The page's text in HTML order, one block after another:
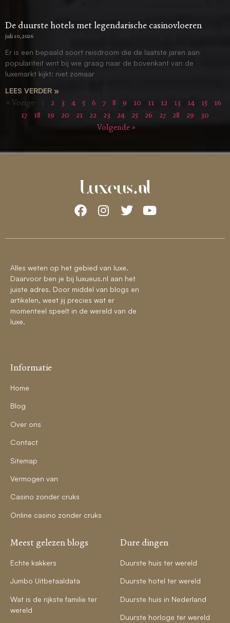
De duurste hotels met legendarische casinovloeren
juli 10, 2026
Er is een bepaald soort reisdroom die de laatste jaren aan
populariteit wint bij wie graag naar de bovenkant van de
luxemarkt kijkt: niet zomaar
LEES VERDER »
« Vorige 1 2 3 4 5 6 7 8 9 10 11 12 13 14 15
16
17
18 19 20 21 22 23 24 25 26 27 28 29
30
Volgende »
Alles weten op het gebied van luxe.
Daarvoor ben je bij luxueus.nl aan het
juiste adres. Door middel van blogs en
artikelen, weet jij precies wat er
momenteel speelt in de wereld van de
luxe.
Informatie
Home
Blog
Over ons
Contact
Sitemap
Vermogen van
Casino zonder cruks
Online casino zonder cruks
Meest gelezen blogs
Echte kakkers
Jumbo Uitbetaaldata
Wat is de rijkste familie ter
wereld
Dure dingen
Duurste huis ter wereld
Duurste hotel ter wereld
Duurste huis in Nederland
Duurste horloge ter wereld